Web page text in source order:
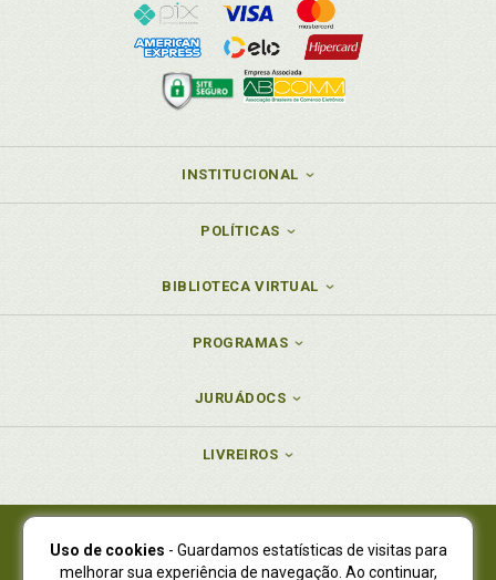
INSTITUCIONAL
POLÍTICAS
BIBLIOTECA VIRTUAL
PROGRAMAS
JURUÁDOCS
LIVREIROS
Juruá Editora Ltda., CNPJ 77.535.508/0001-19
Uso de cookies - Guardamos estatísticas de visitas para
melhorar sua experiência de navegação. Ao continuar,